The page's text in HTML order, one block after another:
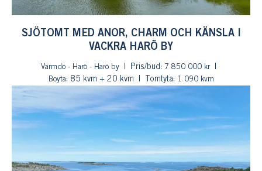
SJÖTOMT MED ANOR, CHARM OCH KÄNSLA I
VACKRA HARÖ BY
Värmdö - Harö - Harö by Pris/bud:
7 850 000 kr
Boyta: 85 kvm + 20 kvm Tomtyta: 1 090 kvm